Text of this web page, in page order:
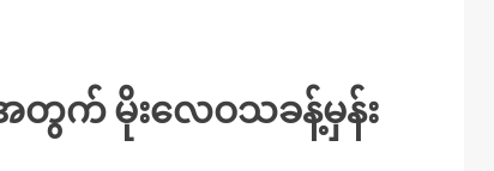
တွက် မိုးလေဝသခန့်မှန်း